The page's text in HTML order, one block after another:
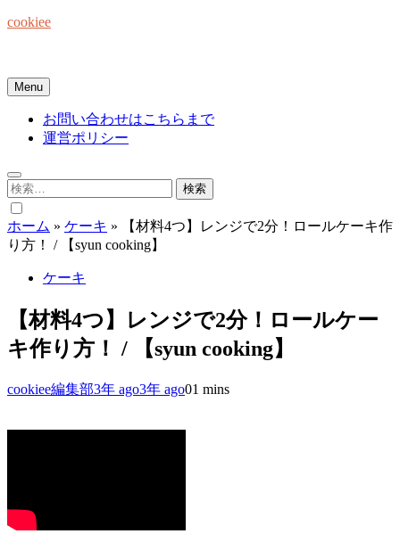
Skip
cookiee
Menu
お問い合わせはこちらまで
運営ポリシー
検
索:
ホーム » ケーキ »
【材料4つ】レンジで2分！ロールケーキ作
り方！ / 【syun cooking】
ケーキ
【材料4つ】レンジで2分！ロールケー
キ作り方！ / 【syun cooking】
cookiee編集部3年 ago3年 ago01 mins